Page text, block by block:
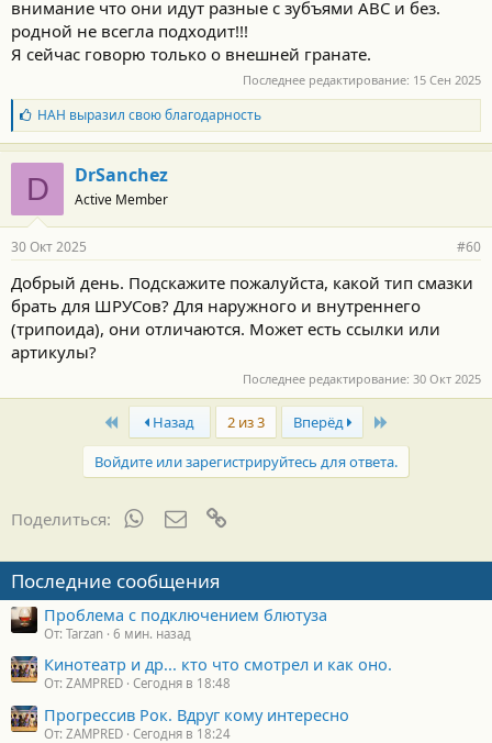
внимание что они идут разные с зубъями ABC и без.
родной не всегла подходит!!!
Я сейчас говорю только о внешней гранате.
Последнее редактирование: 15 Сен 2025
Б
л
а
г
о
д
а
н
о
с
т
и
НАН выразил свою благодарность
D DrSanchez
Active Member
30 Окт 2025 #60
Добрый день. Подскажите пожалуйста, какой тип смазки
брать для ШРУСов? Для наружного и внутреннего
(трипоида), они отличаются. Может есть ссылки или
артикулы?
Последнее редактирование: 30 Окт 2025
First Назад 2 из 3 Вперёд
Войдите или зарегистрируйтесь для ответа.
Поделиться: WhatsAppЭлектронная почта
Последние сообщения
Проблема с подключением блютуза
От: Tarzan 6 мин. назад
Кинотеатр и др... кто что смотрел и как оно.
От: ZAMPRED Сегодня в 18:48
Прогрессив Рок. Вдруг кому интересно
От: ZAMPRED Сегодня в 18:24